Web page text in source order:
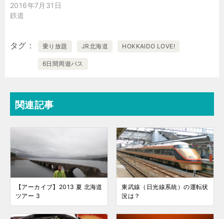
2016年7月31日
鉄道
タグ 乗り放題 JR北海道 HOKKAIDO LOVE!
6日間周遊パス
関連記事
【アーカイブ】2013 夏 北海道
ツアー 3
東武線（日光線系統）の運転状
況は？